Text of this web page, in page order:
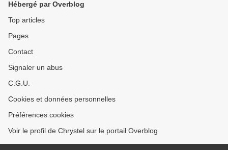
Hébergé par Overblog
Top articles
Pages
Contact
Signaler un abus
C.G.U.
Cookies et données personnelles
Préférences cookies
Voir le profil de Chrystel sur le portail Overblog